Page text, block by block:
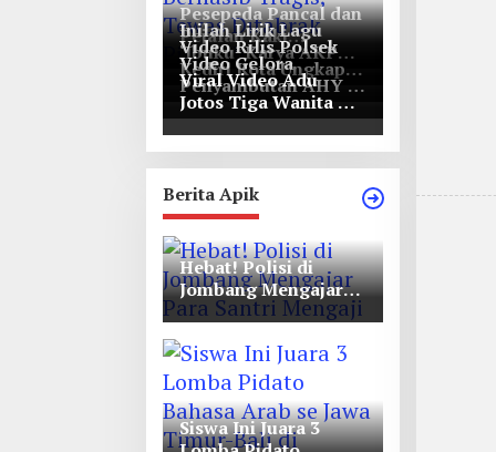
Pesepeda Pancal dan
Pejalan Kaki
Bernasib Tragis,
Tewas Ditabrak
Pikap di Nganjuk
Inilah Lirik Lagu
‘Ibuku’ Karya AKP
Moch Mukid
Video Rilis Polsek
Kediri Kota Ungkap
5747 Butil Pil Dobel
L
Video Gelora
Penyambutan AHY di
Rapimnas Partai
Demokrat
Viral Video Adu
Jotos Tiga Wanita Di
Simpang Lima Gumul
Berita Apik
Hebat! Polisi di
Jombang Mengajar
Para Santri Mengaji
Siswa Ini Juara 3